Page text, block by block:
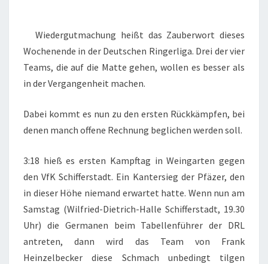
UNDE
Wiedergutmachung heißt das Zauberwort dieses
Wochenende in der Deutschen Ringerliga. Drei der vier
Teams, die auf die Matte gehen, wollen es besser als
in der Vergangenheit machen.
Dabei kommt es nun zu den ersten Rückkämpfen, bei
denen manch offene Rechnung beglichen werden soll.
3:18 hieß es ersten Kampftag in Weingarten gegen
den VfK Schifferstadt. Ein Kantersieg der Pfäzer, den
in dieser Höhe niemand erwartet hatte. Wenn nun am
Samstag (Wilfried-Dietrich-Halle Schifferstadt, 19.30
Uhr) die Germanen beim Tabellenführer der DRL
antreten, dann wird das Team von Frank
Heinzelbecker diese Schmach unbedingt tilgen